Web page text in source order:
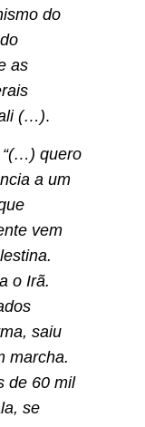
do
as
(…).
“(…) quero
a um
vem
o Irã.
saiu
marcha.
de 60 mil
se